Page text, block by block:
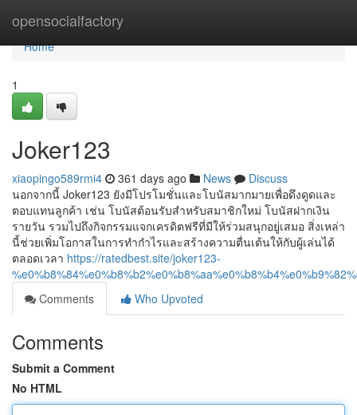
opensocialfactory
Home
Home
1
Joker123
xiaopingo589rmi4 361 days ago News
Discuss
นอกจากนี้ Joker123 ยังมีโปรโมชั่นและโบนัสมากมายเพื่อดึงดูดและ
ตอบแทนลูกค้า เช่น โบนัสต้อนรับสำหรับสมาชิกใหม่ โบนัสฝากเงิน
รายวัน รวมไปถึงกิจกรรมแจกเครดิตฟรีที่มีให้ร่วมสนุกอยู่เสมอ สิ่งเหล่า
นี้ช่วยเพิ่มโอกาสในการทำกำไรและสร้างความตื่นเต้นให้กับผู้เล่นได้
ตลอดเวลา https://ratedbest.site/joker123-
Comments
Who Upvoted
Comments
Submit a Comment
No HTML